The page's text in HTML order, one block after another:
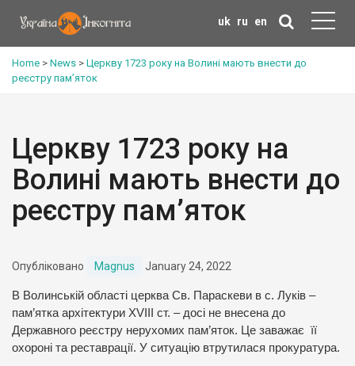
uk ru en
Home > News > Церкву 1723 року на Волині мають внести до
реєстру пам’яток
Церкву 1723 року на
Волині мають внести до
реєстру пам’яток
Опубліковано Magnus January 24, 2022
В Волинській області церква Св. Параскеви в с. Луків –
пам’ятка архітектури ХVІІІ ст. – досі не внесена до
Державного реєстру нерухомих пам’яток. Це заважає її
охороні та реставрації. У ситуацію втрутилася прокуратура.